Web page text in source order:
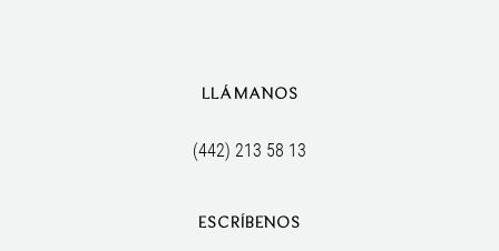
LLÁMANOS
(442) 213 58 13
ESCRÍBENOS